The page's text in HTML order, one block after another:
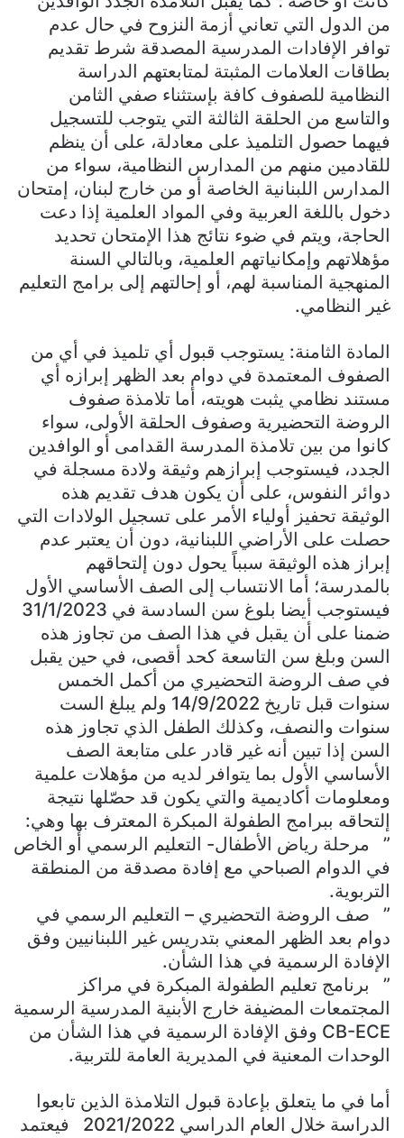
من الدول التي تعاني أزمة النزوح في حال عدم
توافر الإفادات المدرسية المصدقة شرط تقديم
بطاقات العلامات المثبتة لمتابعتهم الدراسة
النظامية للصفوف كافة بإستثناء صفي الثامن
والتاسع من الحلقة الثالثة التي يتوجب للتسجيل
فيهما حصول التلميذ على معادلة، على أن ينظم
للقادمين منهم من المدارس النظامية، سواء من
المدارس اللبنانية الخاصة أو من خارج لبنان، إمتحان
دخول باللغة العربية وفي المواد العلمية إذا دعت
الحاجة، ويتم في ضوء نتائج هذا الإمتحان تحديد
مؤهلاتهم وإمكانياتهم العلمية، وبالتالي السنة
المنهجية المناسبة لهم، أو إحالتهم إلى برامج التعليم
غير النظامي.
المادة الثامنة: يستوجب قبول أي تلميذ في أي من
الصفوف المعتمدة في دوام بعد الظهر إبرازه أي
مستند نظامي يثبت هويته، أما تلامذة صفوف
الروضة التحضيرية وصفوف الحلقة الأولى، سواء
كانوا من بين تلامذة المدرسة القدامى أو الوافدين
الجدد، فيستوجب إبرازهم وثيقة ولادة مسجلة في
دوائر النفوس، على أن يكون هدف تقديم هذه
الوثيقة تحفيز أولياء الأمر على تسجيل الولادات التي
حصلت على الأراضي اللبنانية، دون أن يعتبر عدم
إبراز هذه الوثيقة سبباً يحول دون إلتحاقهم
بالمدرسة؛ أما الانتساب إلى الصف الأساسي الأول
فيستوجب أيضا بلوغ سن السادسة في 31/1/2023
ضمنا على أن يقبل في هذا الصف من تجاوز هذه
السن وبلغ سن التاسعة كحد أقصى، في حين يقبل
في صف الروضة التحضيري من أكمل الخمس
سنوات قبل تاريخ 14/9/2022 ولم يبلغ الست
سنوات والنصف، وكذلك الطفل الذي تجاوز هذه
السن إذا تبين أنه غير قادر على متابعة الصف
الأساسي الأول بما يتوافر لديه من مؤهلات علمية
ومعلومات أكاديمية والتي يكون قد حصّلها نتيجة
إلتحاقه ببرامج الطفولة المبكرة المعترف بها وهي:
” مرحلة رياض الأطفال- التعليم الرسمي أو الخاص
في الدوام الصباحي مع إفادة مصدقة من المنطقة
التربوية.
” صف الروضة التحضيري – التعليم الرسمي في
دوام بعد الظهر المعني بتدريس غير اللبنانيين وفق
الإفادة الرسمية في هذا الشأن.
” برنامج تعليم الطفولة المبكرة في مراكز
المجتمعات المضيفة خارج الأبنية المدرسية الرسمية
CB-ECE وفق الإفادة الرسمية في هذا الشأن من
الوحدات المعنية في المديرية العامة للتربية.
أما في ما يتعلق بإعادة قبول التلامذة الذين تابعوا
الدراسة خلال العام الدراسي 2021/2022 فيعتمد